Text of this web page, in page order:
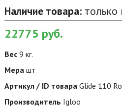
Наличие товара:только
22775 руб.
Вес 9 кг.
Мера шт
Артикул / ID товара Glide 110
Производитель Igloo